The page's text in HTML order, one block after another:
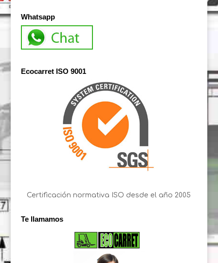
Whatsapp
Ecocarret ISO 9001
Certificación normativa ISO desde el año 2005
Te llamamos